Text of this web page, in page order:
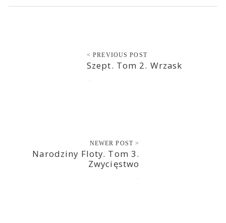
< PREVIOUS POST
Szept. Tom 2. Wrzask
NEWER POST >
Narodziny Floty. Tom 3.
Zwycięstwo